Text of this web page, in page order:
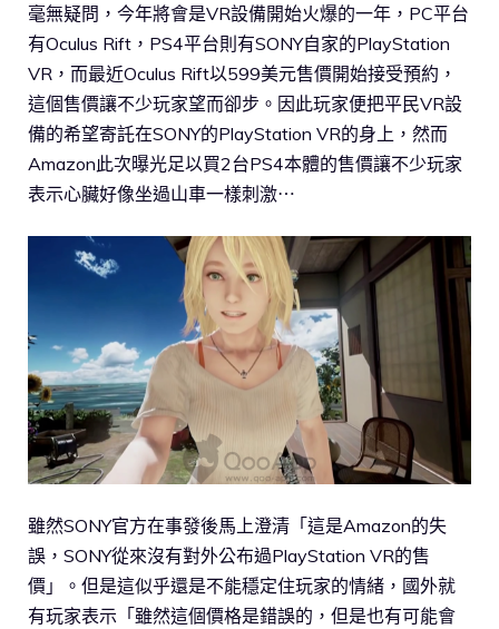
毫無疑問，今年將會是VR設備開始火爆的一年，PC平台
有Oculus Rift，PS4平台則有SONY自家的PlayStation
VR，而最近Oculus Rift以599美元售價開始接受預約，
這個售價讓不少玩家望而卻步。因此玩家便把平民VR設
備的希望寄託在SONY的PlayStation VR的身上，然而
Amazon此次曝光足以買2台PS4本體的售價讓不少玩家
表示心臟好像坐過山車一樣刺激⋯
雖然SONY官方在事發後馬上澄清「這是Amazon的失
誤，SONY從來沒有對外公布過PlayStation VR的售
價」。但是這似乎還是不能穩定住玩家的情緒，國外就
有玩家表示「雖然這個價格是錯誤的，但是也有可能會